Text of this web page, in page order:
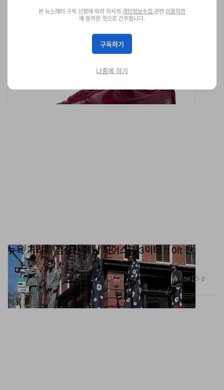
센트럴 씨 시나 x 나이키 에어 포스 1 ‘07 출시 정보
패션
뉴욕 거리를 점령한 데님 티어스의 3미터 ‘10ft 진’
어디까지 길어지고 싶니?
Apr 14, 2026 1.5K 0
본 뉴스레터 구독 신청에 따라 자사의 개인정보수집 관련 이용약관
에 동의한 것으로 간주됩니다.
구독하기
나중에 하기